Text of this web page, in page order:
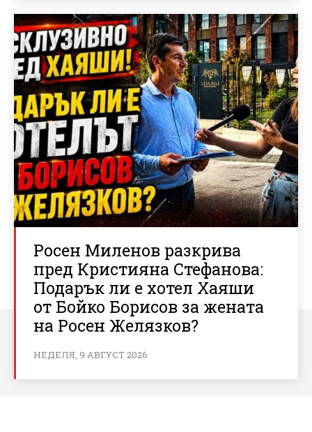
Росен Миленов разкрива
пред Кристияна Стефанова:
Подарък ли е хотел Хаяши
от Бойко Борисов за жената
на Росен Желязков?
НЕДЕЛЯ, 9 АВГУСТ 2026